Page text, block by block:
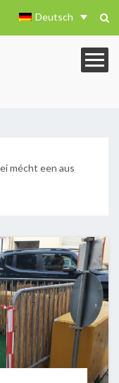
Deutsch
mécht een aus